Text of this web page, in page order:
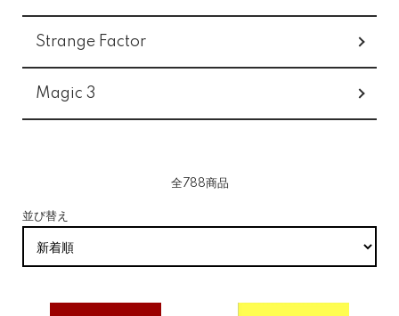
Strange Factor
Magic 3
全788商品
並び替え